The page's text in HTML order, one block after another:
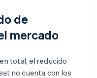
de
mercado
total, el reducido
no cuenta con los